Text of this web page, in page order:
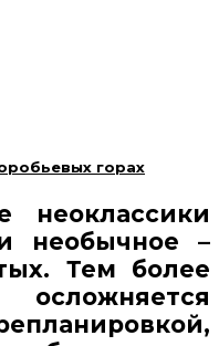
горах
неоклассики
необычное –
Тем более